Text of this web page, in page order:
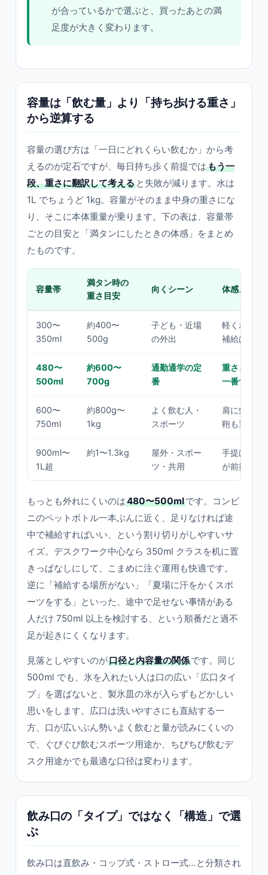
が合っているかで選ぶと、買ったあとの満
足度が大きく変わります。
容量は「飲む量」より「持ち歩ける重さ」
から逆算する
容量の選び方は「一日にどれくらい飲むか」から考
えるのが定石ですが、毎日持ち歩く前提ではもう一
段、重さに翻訳して考える と失敗が減ります。水は
1L でちょうど 1kg。容量がそのまま中身の重さにな
り、そこに本体重量が乗ります。下の表は、容量帯
ごとの目安と「満タンにしたときの体感」をまとめ
たものです。
容量帯
満タン時の
重さ目安
向くシーン 体感メモ
300〜
350ml
約400〜
500g
子ども・近場
の外出
軽くポーチ
補給は前提
480〜
500ml
約600〜
700g
通勤通学の定
番
重さと量の
一番つく
600〜
750ml
約800g〜
1kg
よく飲む人・
スポーツ
肩に効いて
鞄も選ぶ
900ml〜
1L超
約1〜1.3kg
屋外・スポー
ツ・共用
手提げ・カ
が前提
もっとも外れにくいのは480〜500mlです。コンビ
ニのペットボトル一本ぶんに近く、足りなければ途
中で補給すればいい、という割り切りがしやすいサ
イズ。デスクワーク中心なら 350ml クラスを机に置
きっぱなしにして、こまめに注ぐ運用も快適です。
逆に「補給する場所がない」「夏場に汗をかくスポ
ーツをする」といった、途中で足せない事情がある
人だけ 750ml 以上を検討する、という順番だと過不
足が起きにくくなります。
見落としやすいのが口径と内容量の関係です。同じ
500ml でも、氷を入れたい人は口の広い「広口タイ
プ」を選ばないと、製氷皿の氷が入らずもどかしい
思いをします。広口は洗いやすさにも直結する一
方、口が広いぶん勢いよく飲むと量が読みにくいの
で、ぐびぐび飲むスポーツ用途か、ちびちび飲むデ
スク用途かでも最適な口径は変わります。
飲み口の「タイプ」ではなく「構造」で選
ぶ
飲み口は直飲み・コップ式・ストロー式…と分類され